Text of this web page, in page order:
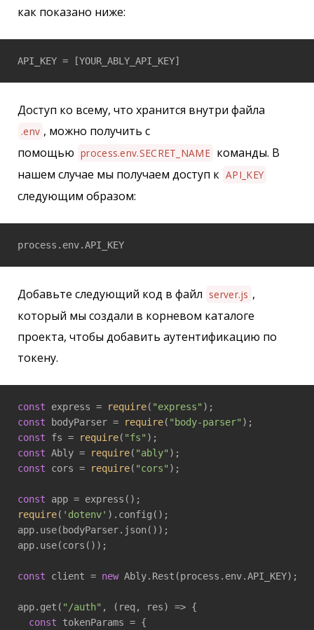
как показано ниже:
API_KEY = [YOUR_ABLY_API_KEY]
Доступ ко всему, что хранится внутри файла
.env , можно получить с
помощью process.env.SECRET_NAME команды. В
нашем случае мы получаем доступ к API_KEY
следующим образом:
process.env.API_KEY
Добавьте следующий код в файл server.js ,
который мы создали в корневом каталоге
проекта, чтобы добавить аутентификацию по
токену.
const express = require( "express"
const bodyParser = require( "body-parser"
const fs = require( "fs"
const Ably = require( "ably"
const cors = require( "cors" );
const
require( 'dotenv' ).config();
app.use(bodyParser.json());
app.use(cors());
const client = new Ably.Rest(process.env.API_KEY);
app.get( "/auth" , ( req, res) => {
const tokenParams = {